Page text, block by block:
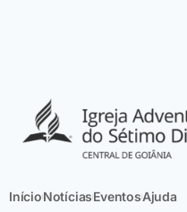
InícioNotíciasEventosAjuda